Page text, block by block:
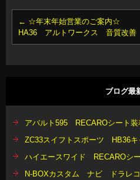
← ☆年末年始営業のご案内☆
HA36 アルトワークス 音質改善
ブログ最
アバルト595 RECAROシート装
ZC33スイフトスポーツ HB36
ハイエースワイド RECAROシ
N-BOXカスタム ナビ ドラレ